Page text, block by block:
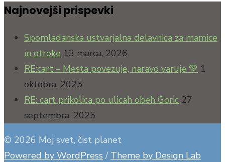
Najnovejši prispevki
Spomladanska ustvarjalna delavnica za mamice
in otroke 13 marca, 2026
RE:cart – Mesta povezuje, naravo varuje 💚 1
oktobra, 2025
RE: cart prikolica po ulicah obeh Goric 27
septembra, 2025
© 2026 Moj svet, čist planet
Powered by WordPress / Theme by Design Lab